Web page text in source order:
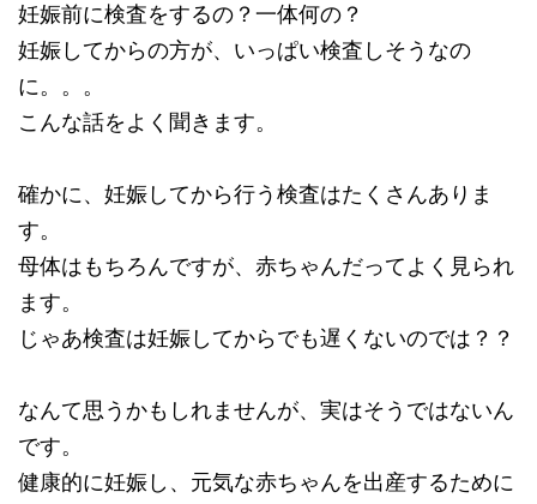
妊娠前に検査をするの？一体何の？
妊娠してからの方が、いっぱい検査しそうなの
に。。。
こんな話をよく聞きます。
確かに、妊娠してから行う検査はたくさんありま
す。
母体はもちろんですが、赤ちゃんだってよく見られ
ます。
じゃあ検査は妊娠してからでも遅くないのでは？？
なんて思うかもしれませんが、実はそうではないん
です。
健康的に妊娠し、元気な赤ちゃんを出産するために